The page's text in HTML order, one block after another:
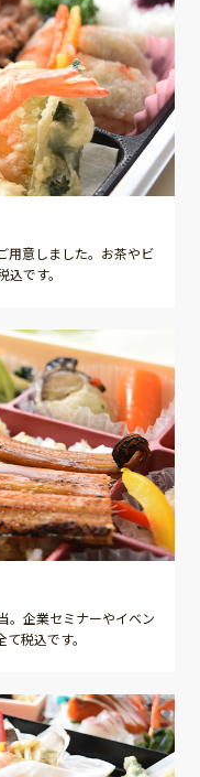
用意しました。お茶やビ
です。
。企業セミナーやイベン
税込です。